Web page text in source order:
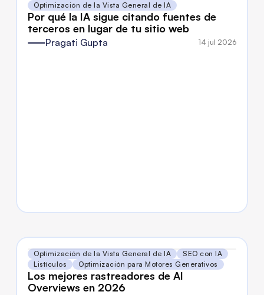
Optimización de la Vista General de IA
Por qué la IA sigue citando fuentes de
terceros en lugar de tu sitio web
Pragati Gupta 14 jul 2026
Optimización de la Vista General de IA
SEO con IA
Listículos
Optimización para Motores Generativos
Los mejores rastreadores de AI
Overviews en 2026